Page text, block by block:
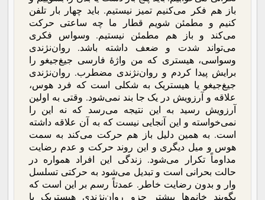
باز هم فکر می‌کنیم تمیز نیستیم. باید چهار بار تلفن
کنیم و مطمئن شویم قطار ما چه ساعتی حرکت
می‌کند و باز هم مطمئن نیستیم. وسواس فکری
می‌تواند شدت و ضعف داشته باشد. روان‌نژندی
وسواسی، هیستری که من واژۀ فارسی جیغ‌جیغو را
برایش پیدا کردم و روان‌نژندی مضطرب. روان‌نژندی
جیغ‌جیغو یا هیستریک به شکلی است که فرد هوس،
علاقه و آرزویش در یک جا بند نمی‌شود. وقتی به اولین
آرزویش رسید به این نتیجه می‌رسد که نه این را
نمی‌خواسته و این آنجایی نیست که به آن علاقه داشته
است. به همین دلیل باز هم حرکت می‌کند به سمت
هوس و میل دیگری و این روند حرکت و عدم رضایت
مداوماً تکرار می‌شود. زندگی این افراد همواره در
حالت بحرانی است و تبدیل می‌شود به حرکتی تسلسل
وار و بدون رضایت خاطر. عمدتاً رسم بر این است که
بگویند خانم‌ها بیشتر جزو روان‌نژندی هیستریک یا